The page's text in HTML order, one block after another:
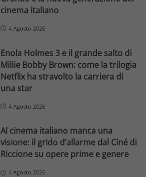
cinema italiano
4 Agosto 2026
Enola Holmes 3 e il grande salto di
Millie Bobby Brown: come la trilogia
Netflix ha stravolto la carriera di
una star
4 Agosto 2026
Al cinema italiano manca una
visione: il grido d’allarme dal Ciné di
Riccione su opere prime e genere
4 Agosto 2026